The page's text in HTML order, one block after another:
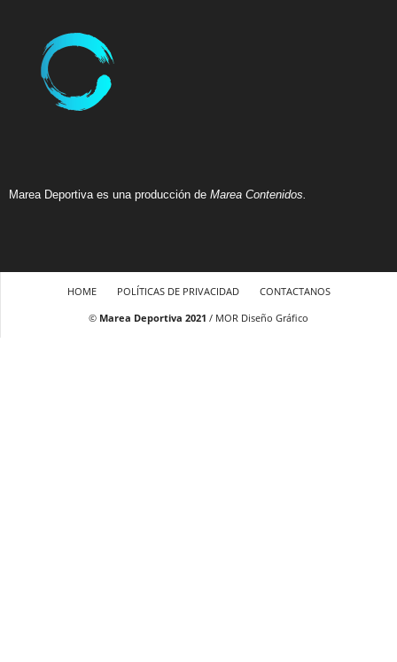
Marea Deportiva es una producción de Marea Contenidos.
HOME POLÍTICAS DE PRIVACIDAD
CONTACTANOS
© Marea Deportiva 2021 / MOR Diseño Gráfico